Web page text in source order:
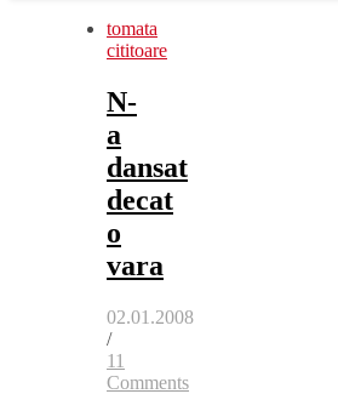
tomata
cititoare
N-
a
dansat
decat
o
vara
02.01.2008
/
11
Comments